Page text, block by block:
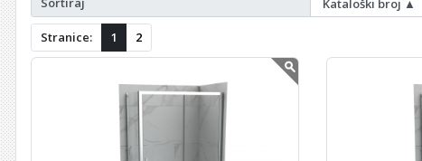
Stranice: 1 2